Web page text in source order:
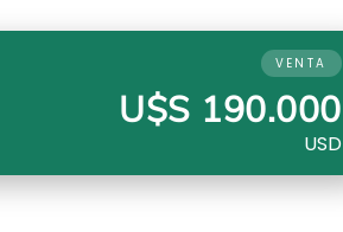
VENTA
U$S 190.000
USD